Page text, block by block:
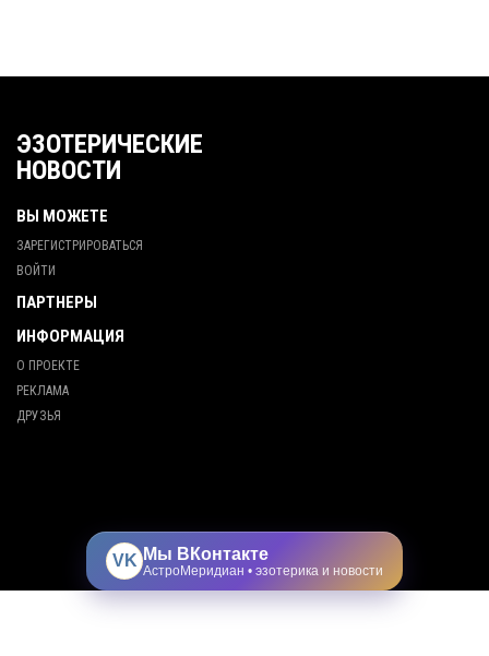
ЭЗОТЕРИЧЕСКИЕ
НОВОСТИ
ВЫ МОЖЕТЕ
ЗАРЕГИСТРИРОВАТЬСЯ
ВОЙТИ
ПАРТНЕРЫ
ИНФОРМАЦИЯ
О ПРОЕКТЕ
РЕКЛАМА
ДРУЗЬЯ
VK Мы ВКонтакте
АстроМеридиан • эзотерика и новости